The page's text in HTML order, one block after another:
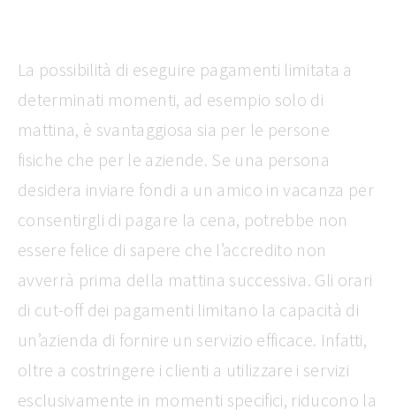
La possibilità di eseguire pagamenti limitata a
determinati momenti, ad esempio solo di
mattina, è svantaggiosa sia per le persone
fisiche che per le aziende. Se una persona
desidera inviare fondi a un amico in vacanza per
consentirgli di pagare la cena, potrebbe non
essere felice di sapere che l’accredito non
avverrà prima della mattina successiva. Gli orari
di cut-off dei pagamenti limitano la capacità di
un’azienda di fornire un servizio efficace. Infatti,
oltre a costringere i clienti a utilizzare i servizi
esclusivamente in momenti specifici, riducono la